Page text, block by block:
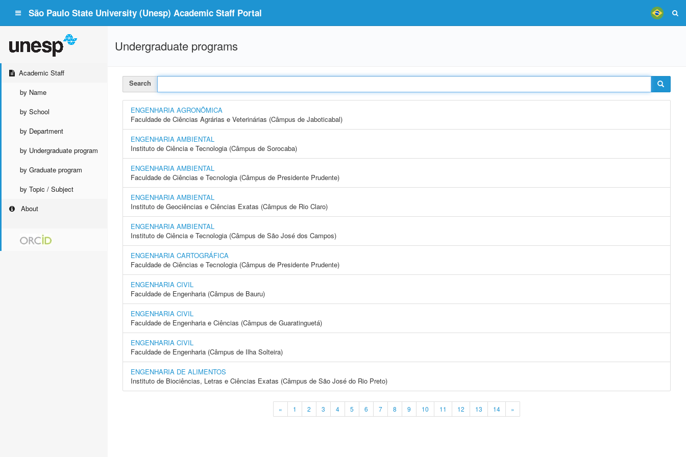
São Paulo State University (Unesp) Academic Staff Portal
Academic Staff
by Name
by School
by Department
by Undergraduate program
by Graduate program
by Topic / Subject
About
Undergraduate programs
Search
ENGENHARIA AGRONÔMICA
Faculdade de Ciências Agrárias e Veterinárias (Câmpus de Jaboticabal)
ENGENHARIA AMBIENTAL
Instituto de Ciência e Tecnologia (Câmpus de Sorocaba)
ENGENHARIA AMBIENTAL
Faculdade de Ciências e Tecnologia (Câmpus de Presidente Prudente)
ENGENHARIA AMBIENTAL
Instituto de Geociências e Ciências Exatas (Câmpus de Rio Claro)
ENGENHARIA AMBIENTAL
Instituto de Ciência e Tecnologia (Câmpus de São José dos Campos)
ENGENHARIA CARTOGRÁFICA
Faculdade de Ciências e Tecnologia (Câmpus de Presidente Prudente)
ENGENHARIA CIVIL
Faculdade de Engenharia (Câmpus de Bauru)
ENGENHARIA CIVIL
Faculdade de Engenharia e Ciências (Câmpus de Guaratinguetá)
ENGENHARIA CIVIL
Faculdade de Engenharia (Câmpus de Ilha Solteira)
ENGENHARIA DE ALIMENTOS
Instituto de Biociências, Letras e Ciências Exatas (Câmpus de São José do Rio Preto)
« 1 2 3 4 5 6 7 8 9 10 11 12 13 14 »